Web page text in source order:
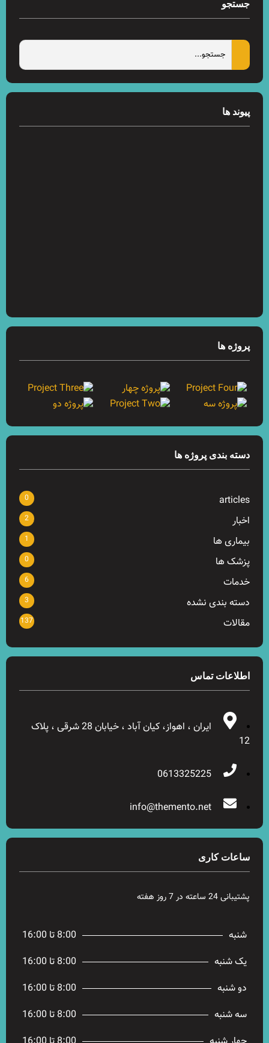
جستجو
پیوند ها
پروژه ها
دسته بندی پروژه ها
articles
0
اخبار 2
بیماری ها 1
پزشک ها 0
خدمات 6
دسته بندی نشده 3
مقالات 137
اطلاعات تماس
ایران ، اهواز، کیان آباد ، خیابان 28 شرقی ، پلاک
12
0613325225
info@themento.net
ساعات کاری
پشتیبانی 24 ساعته در 7 روز هفته
شنبه
8:00 تا 16:00
یک شنبه
8:00 تا 16:00
دو شنبه
8:00 تا 16:00
سه شنبه
8:00 تا 16:00